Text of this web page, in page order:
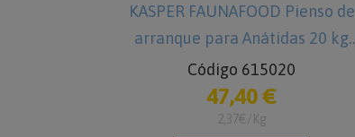
KASPER FAUNAFOOD Pienso de
arranque para Anátidas 20 kg
Comida para Patitos
Código 615020
47,40 €
2,37€/Kg